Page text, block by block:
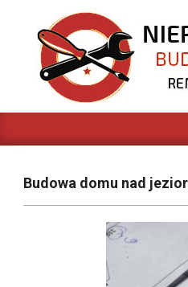
content
Budowa domu nad